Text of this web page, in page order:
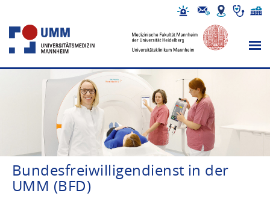
Bundesfreiwilligendienst in der
UMM (BFD)